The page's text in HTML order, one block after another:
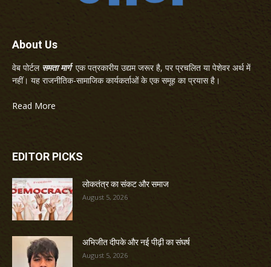
About Us
वेब पोर्टल समता मार्गएक पत्रकारीय उद्यम जरूर है, पर प्रचलित या पेशेवर अर्थ में
नहीं। यह राजनीतिक-सामाजिक कार्यकर्ताओं के एक समूह का प्रयास है।
Read More
EDITOR PICKS
लोकतंत्र का संकट और समाज
August 5, 2026
अभिजीत दीपके और नई पीढ़ी का संघर्ष
August 5, 2026